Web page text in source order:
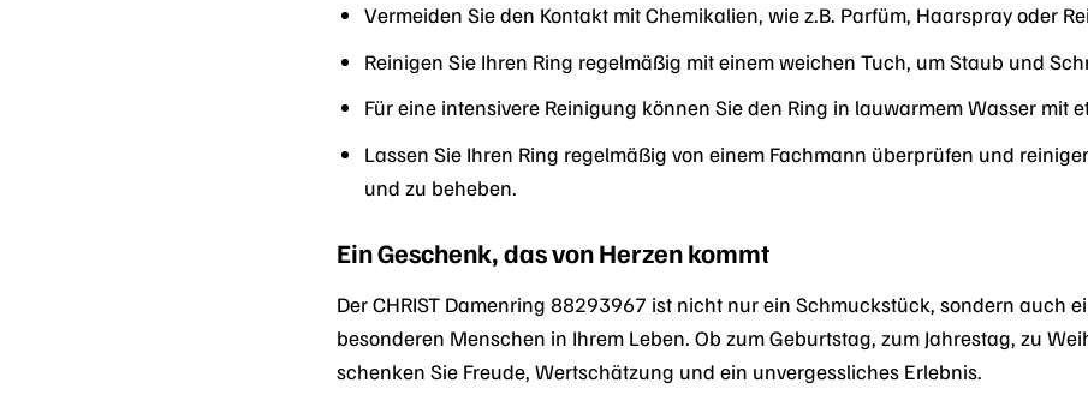
Vermeiden Sie den Kontakt mit Chemikalien, wie z.B. Parfüm, Haarspray oder
Reinigen Sie Ihren Ring regelmäßig mit einem weichen Tuch, um Staub und
Für eine intensivere Reinigung können Sie den Ring in lauwarmem Wasser mit
Lassen Sie Ihren Ring regelmäßig von einem Fachmann überprüfen und
und zu beheben.
Ein Geschenk, das von Herzen kommt
Der CHRIST Damenring 88293967 ist nicht nur ein Schmuckstück, sondern auch
besonderen Menschen in Ihrem Leben. Ob zum Geburtstag, zum Jahrestag, zu
schenken Sie Freude, Wertschätzung und ein unvergessliches Erlebnis.